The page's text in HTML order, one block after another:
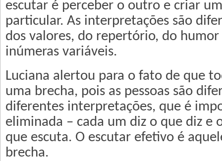
escutar é perceber o outro e criar
particular. As interpretações são
dos valores, do repertório, do
inúmeras variáveis.
Luciana alertou para o fato de que
uma brecha, pois as pessoas são
diferentes interpretações, que é
eliminada – cada um diz o que diz e
que escuta. O escutar efetivo é
brecha.